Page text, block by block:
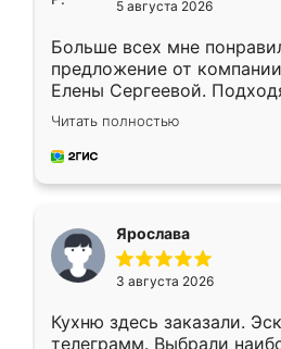
5 августа 2026
Больше всех мне
предложение от
Елены Сергеевой.
короткие сроки
для замера сотрудник
предложил по моему
Читать полностью
Ярослава
3 августа 2026
Кухню здесь заказали.
телеграмм. Выбрали